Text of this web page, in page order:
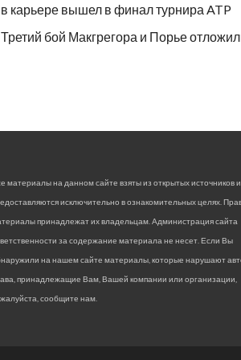
в карьере вышел в финал турнира ATP
Третий бой Макгрегора и Порье
материалы на данном сайте взяты из открытых источников и
исключительно в ознакомительных целях.
принадлежат их владельцам. Администрация сайта
за содержание материала не несет. Если Вы
на нашем сайте материалы, которые нарушают
принадлежащие Вам, Вашей компании или организации,
сообщите нам.